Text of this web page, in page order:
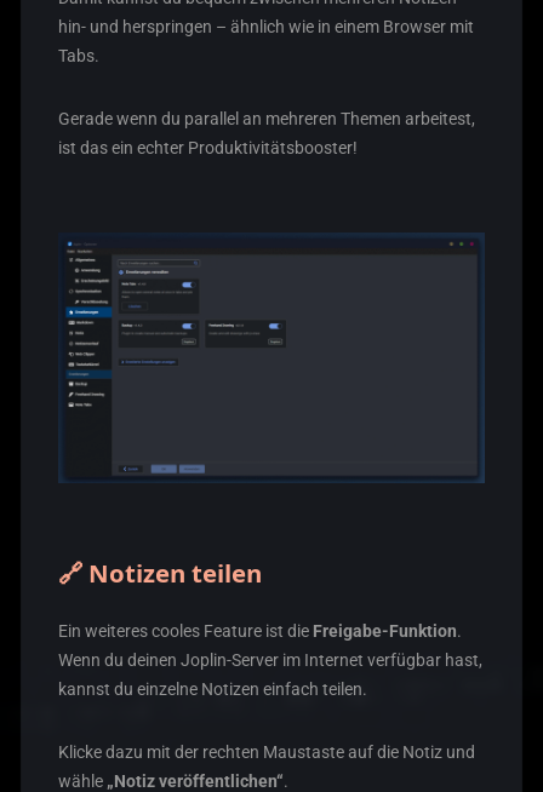
hin- und herspringen – ähnlich wie in einem Browser mit
Tabs.
Gerade wenn du parallel an mehreren Themen arbeitest,
ist das ein echter Produktivitätsbooster!
🔗 Notizen teilen
Ein weiteres cooles Feature ist die Freigabe-Funktion.
Wenn du deinen Joplin-Server im Internet verfügbar hast,
kannst du einzelne Notizen einfach teilen.
Klicke dazu mit der rechten Maustaste auf die Notiz und
wähle „Notiz veröffentlichen“.